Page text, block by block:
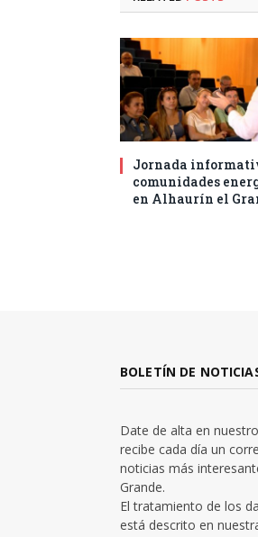
Jornada
comunidades
en Alhaurín el
BOLETÍN DE
Date de alta en
recibe cada día un
noticias más
Grande.
El tratamiento de los
está descrito en